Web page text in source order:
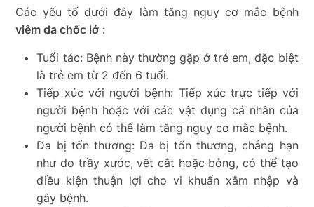
Các yếu tố dưới đây làm tăng nguy cơ mắc bệnh
viêm da chốc lở :
Tuổi tác: Bệnh này thường gặp ở trẻ em, đặc biệt
là trẻ em từ 2 đến 6 tuổi.
Tiếp xúc với người bệnh: Tiếp xúc trực tiếp với
người bệnh hoặc với các vật dụng cá nhân của
người bệnh có thể làm tăng nguy cơ mắc bệnh.
Da bị tổn thương: Da bị tổn thương, chẳng hạn
như do trầy xước, vết cắt hoặc bỏng, có thể tạo
điều kiện thuận lợi cho vi khuẩn xâm nhập và
gây bệnh.